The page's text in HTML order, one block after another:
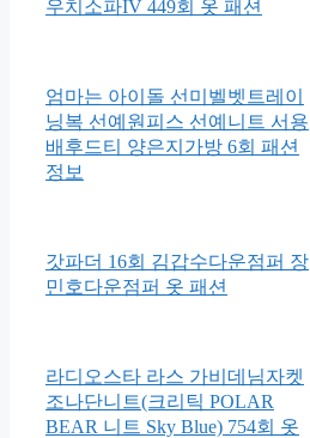
우치소파IV 449회 옷 패션
엄마는 아이돌 선미벨벳트레이
닝복 선예원피스 선예니트 서용
배후드티 양은지가방 6회 패션
정보
갓파더 16회 김갑수다운점퍼 장
민호다운점퍼 옷 패션
라디오스타 라스 가비데님자켓
조나단니트(크리틱 POLAR
BEAR 니트 Sky Blue) 754회 옷